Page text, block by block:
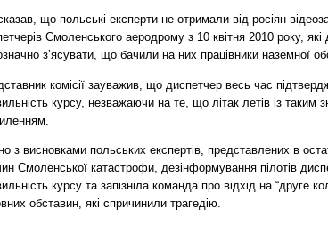
що польські експерти не отримали від росіян
Смоленського аеродрому з 10 квітня 2010 року,
з’ясувати, що бачили на них працівники наземної
комісії зауважив, що диспетчер весь час
курсу, незважаючи на те, що літак летів із таким
з висновками польських експертів, представлених в
Смоленської катастрофи, дезінформування пілотів
курсу та запізніла команда про відхід на “друге
обставин, які спричинили трагедію.